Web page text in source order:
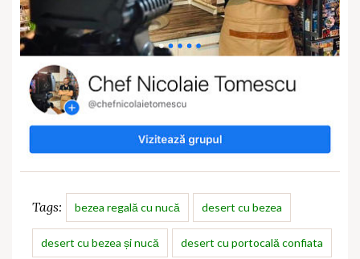
Tags: bezea regală cu nucă desert cu bezea
desert cu bezea și nucă desert cu portocală confiata